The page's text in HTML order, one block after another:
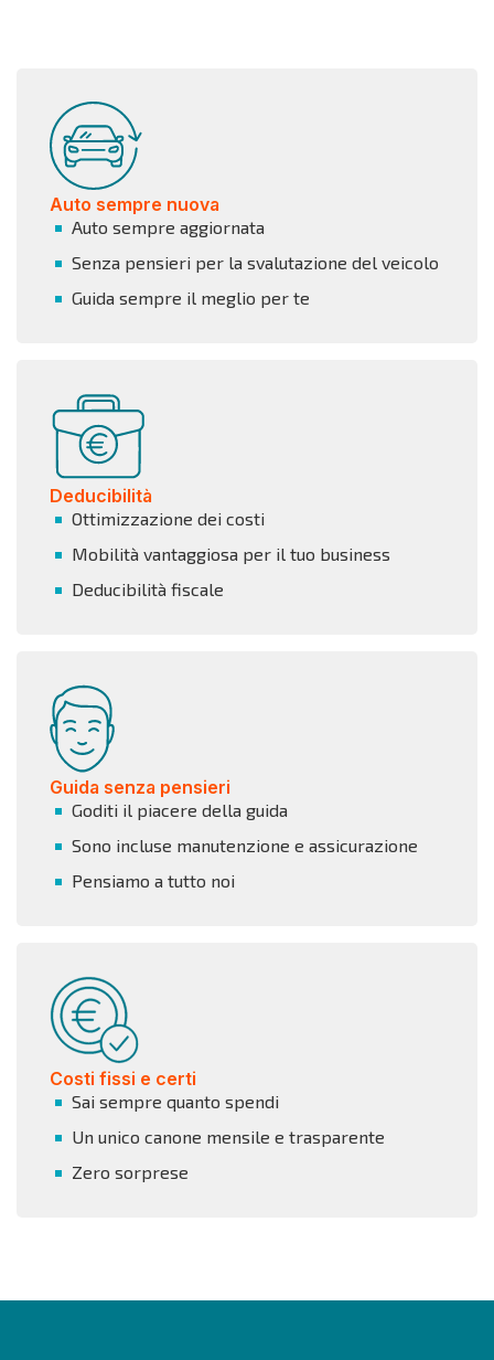
Auto sempre nuova
Auto sempre aggiornata
Senza pensieri per la svalutazione del veicolo
Guida sempre il meglio per te
Deducibilità
Ottimizzazione dei costi
Mobilità vantaggiosa per il tuo business
Deducibilità fiscale
Guida senza pensieri
Goditi il piacere della guida
Sono incluse manutenzione e assicurazione
Pensiamo a tutto noi
Costi fissi e certi
Sai sempre quanto spendi
Un unico canone mensile e trasparente
Zero sorprese